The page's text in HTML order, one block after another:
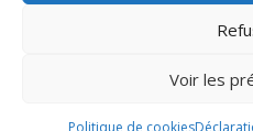
Voir les
Politique de cookies
121DigitalGroup |